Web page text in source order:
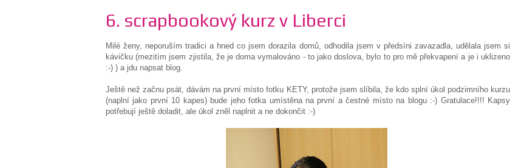
6. scrapbookový kurz v Liberci
Milé ženy, neporuším tradici a hned co jsem dorazila domů, odhodila jsem v předsíni zavazadla, udělala jsem si
kávičku (mezitím jsem zjistila, že je doma vymalováno - to jako doslova, bylo to pro mě překvapení a je i uklizeno
:-) ) a jdu napsat blog.
Ještě než začnu psát, dávám na první místo fotku KETY, protože jsem slíbila, že kdo splní úkol podzimního kurzu
(naplní jako první 10 kapes) bude jeho fotka umístěna na první a čestné místo na blogu :-) Gratulace!!!! Kapsy
potřebují ještě doladit, ale úkol zněl naplnit a ne dokončit :-)